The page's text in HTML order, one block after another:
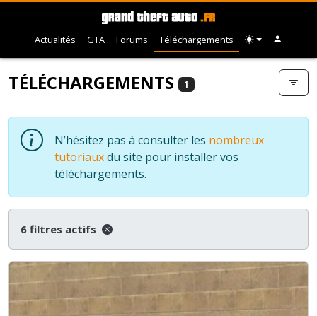
Actualités GTA Forums Téléchargements
TÉLÉCHARGEMENTS 1
N’hésitez pas à consulter les nombreux
tutoriauxdu site pour installer vos
téléchargements.
6 filtres actifs